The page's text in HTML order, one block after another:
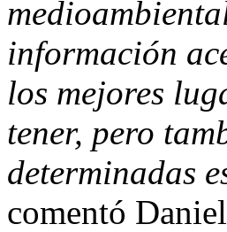
información
los mejores
tener, pero
determinadas
comentó